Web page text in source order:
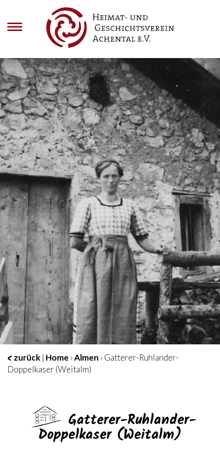
zurück | Home ›Almen › Gatterer-Ruhlander-
Doppelkaser (Weitalm)
Gatterer-Ruhlander-
Doppelkaser (Weitalm)